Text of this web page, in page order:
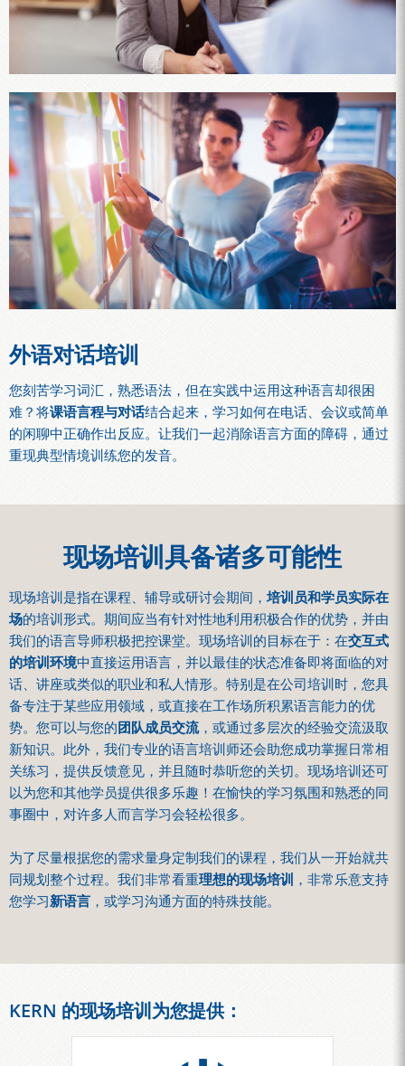
外语对话培训
您刻苦学习词汇，熟悉语法，但在实践中运用这种语言却很困
难？将课语言程与对话结合起来，学习如何在电话、会议或简单
的闲聊中正确作出反应。让我们一起消除语言方面的障碍，通过
重现典型情境训练您的发音。
现场培训具备诸多可能性
现场培训是指在课程、辅导或研讨会期间，培训员和学员实际在
场的培训形式。期间应当有针对性地利用积极合作的优势，并由
我们的语言导师积极把控课堂。现场培训的目标在于：在交互式
的培训环境中直接运用语言，并以最佳的状态准备即将面临的对
话、讲座或类似的职业和私人情形。特别是在公司培训时，您具
备专注于某些应用领域，或直接在工作场所积累语言能力的优
势。您可以与您的团队成员交流，或通过多层次的经验交流汲取
新知识。此外，我们专业的语言培训师还会助您成功掌握日常相
关练习，提供反馈意见，并且随时恭听您的关切。现场培训还可
以为您和其他学员提供很多乐趣！在愉快的学习氛围和熟悉的同
事圈中，对许多人而言学习会轻松很多。
为了尽量根据您的需求量身定制我们的课程，我们从一开始就共
同规划整个过程。我们非常看重理想的现场培训 ，非常乐意支持
您学习新语言 ，或学习沟通方面的特殊技能。
KERN 的现场培训为您提供：